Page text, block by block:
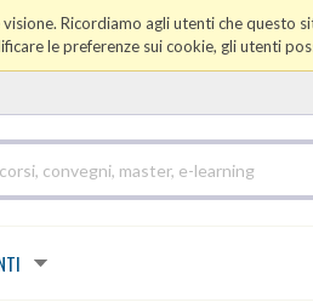
Ricordiamo agli utenti che questo
le preferenze sui cookie, gli utenti